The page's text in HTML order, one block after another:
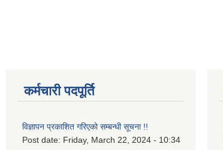
कर्मचारी पदपूर्ति
विज्ञापन प्रकाशित गरिएको सम्बन्धी सूचना !!
Post date: Friday, March 22, 2024 - 10:34